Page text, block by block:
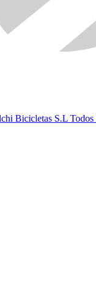
Bicicletas S.L Todos